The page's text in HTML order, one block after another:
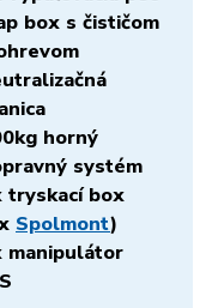
box s čističom
horný
systém
tryskací box
Spolmont)
manipulátor